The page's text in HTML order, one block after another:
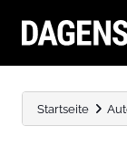
Startseite